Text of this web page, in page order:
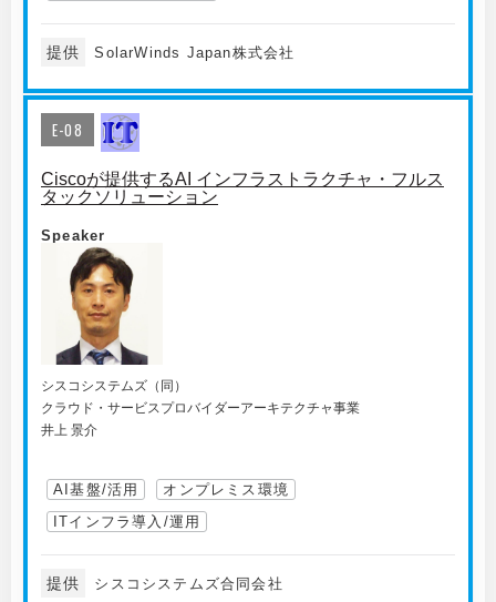
提供 SolarWinds Japan株式会社
E-08
Ciscoが提供するAI インフラストラクチャ・フルス
タックソリューション
Speaker
シスコシステムズ（同）
クラウド・サービスプロバイダーアーキテクチャ事業
井上 景介
AI基盤/活用
オンプレミス環境
ITインフラ導入/運用
提供 シスコシステムズ合同会社